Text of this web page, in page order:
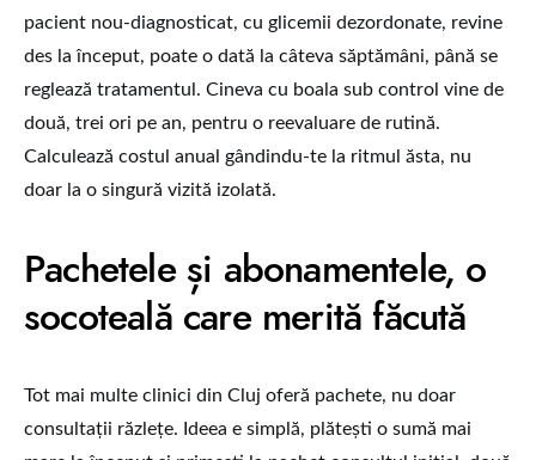
pacient nou-diagnosticat, cu glicemii dezordonate, revine
des la început, poate o dată la câteva săptămâni, până se
reglează tratamentul. Cineva cu boala sub control vine de
două, trei ori pe an, pentru o reevaluare de rutină.
Calculează costul anual gândindu-te la ritmul ăsta, nu
doar la o singură vizită izolată.
Pachetele și abonamentele, o
socoteală care merită făcută
Tot mai multe clinici din Cluj oferă pachete, nu doar
consultații răzlețe. Ideea e simplă, plătești o sumă mai